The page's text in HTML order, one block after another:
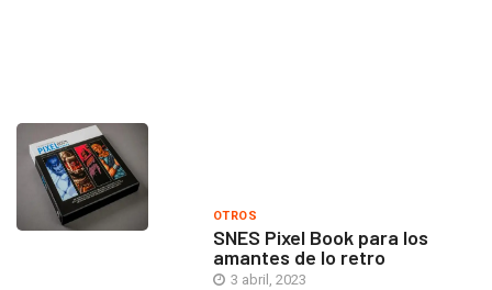
OTROS
SNES Pixel Book para los
amantes de lo retro
3 abril, 2023